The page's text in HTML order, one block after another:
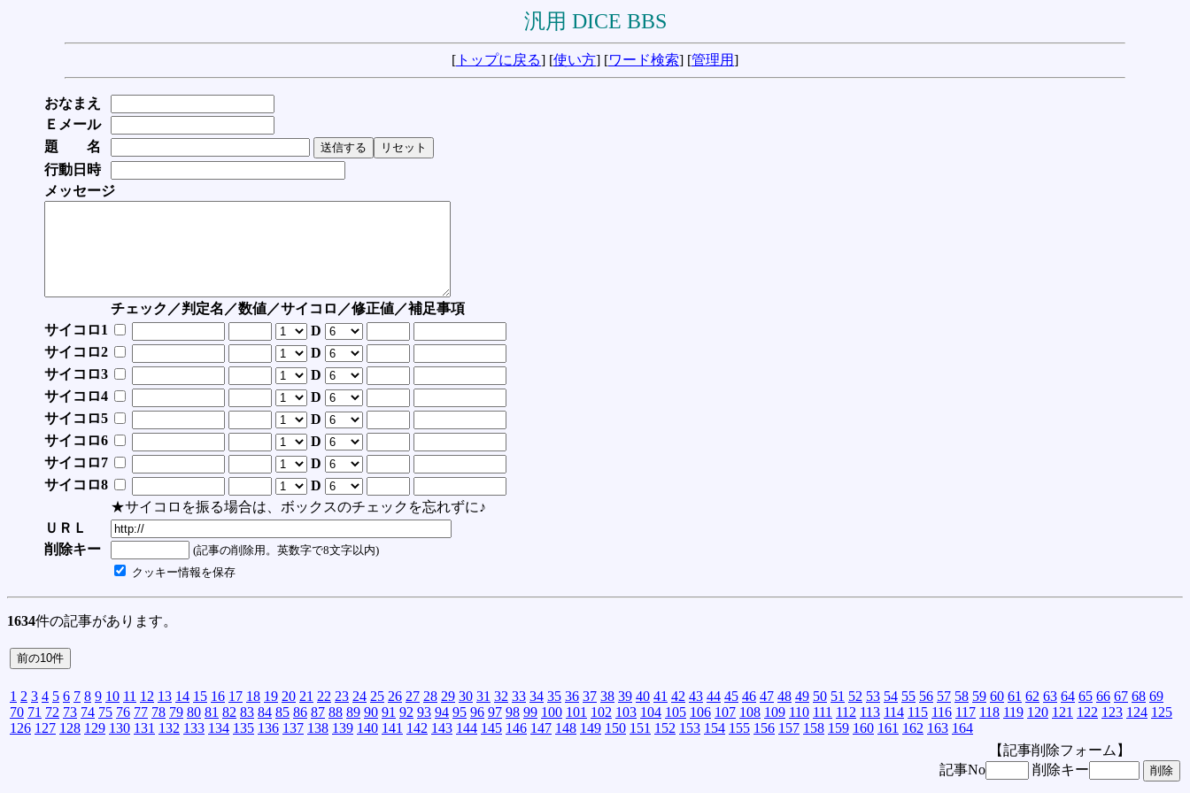
汎用 DICE BBS
[ トップに戻る] [使い方] [ワード検索] [管理用]
おなまえ
Ｅメール
題 名
行動日時
メッセージ
チェック／判定名／数値／サイコロ／修正値／補足事項
サイコロ1
D
サイコロ2
D
サイコロ3
D
サイコロ4
D
サイコロ5
D
サイコロ6
D
サイコロ7
D
サイコロ8
D
★サイコロを振る場合は、ボックスのチェックを忘れずに♪
ＵＲＬ
削除キー
(記事の削除用。英数字で8文字以内)
クッキー情報を保存
1634件の記事があります。
1 2 3 4 5 6 7 8 9 10 11 12 13 14 15 16 17 18 19 20 21 22 23 24 25 26 27 28 29 30 31 32 33 34 35 36 37 38 39 40 41 42 43 44 45 46 47 48 49 50 51 52 53 54 55 56 57 58 59 60 61 62 63 64 65 66 67 68 69
70 71 72 73 74 75 76 77 78 79 80 81 82 83 84 85 86 87 88 89 90 91 92 93 94 95 96 97 98 99 100 101 102 103 104 105 106 107 108 109 110 111 112 113 114 115 116 117 118 119 120 121 122 123 124 125
126 127 128 129 130 131 132 133 134 135 136 137 138 139 140 141 142 143 144 145 146 147 148 149 150 151 152 153 154 155 156 157 158 159 160 161 162 163 164
【記事削除フォーム】
記事No
削除キー